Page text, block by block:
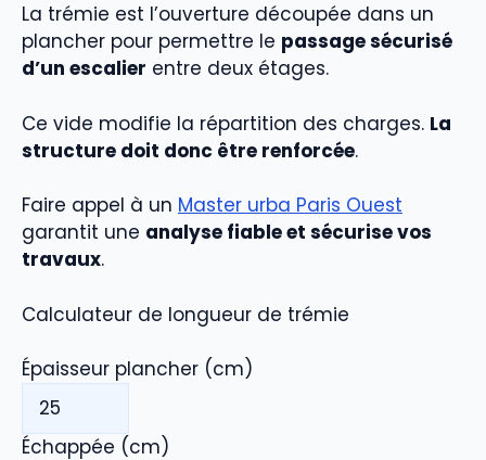
La trémie est l’ouverture découpée dans un
plancher pour permettre le passage sécurisé
d’un escalier entre deux étages.
Ce vide modifie la répartition des charges. La
structure doit donc être renforcée.
Faire appel à un Master urba Paris Ouest
garantit une analyse fiable et sécurise vos
travaux.
Calculateur de longueur de trémie
Épaisseur plancher (cm)
Échappée (cm)